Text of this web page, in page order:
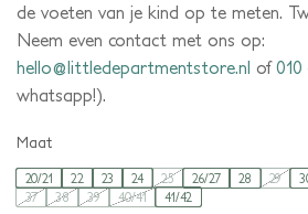
de voeten van je kind op te meten.
Neem even contact met ons op:
hello@littledepartmentstore.nl of010
whatsapp!).
Maat
20/21 22 23 24 25 26/27 28 29
37
38 39 40/41 41/42